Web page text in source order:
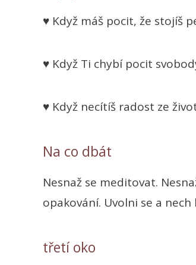
♥ Když máš pocit, že stojíš
♥ Když Ti chybí pocit
♥ Když necítíš radost ze
Na co dbát
Nesnaž se meditovat.
opakování. Uvolni se a
třetí oko